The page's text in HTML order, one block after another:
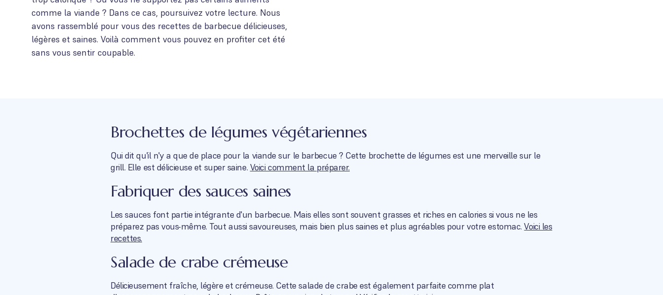
comme la viande ? Dans ce cas, poursuivez votre lecture. Nous
avons rassemblé pour vous des recettes de barbecue délicieuses,
légères et saines. Voilà comment vous pouvez en profiter cet été
sans vous sentir coupable.
Brochettes de légumes végétariennes
Qui dit qu'il n'y a que de place pour la viande sur le barbecue ? Cette brochette de légumes est une merveille sur le
grill. Elle est délicieuse et super saine. Voici comment la préparer.
Fabriquer des sauces saines
Les sauces font partie intégrante d'un barbecue. Mais elles sont souvent grasses et riches en calories si vous ne les
préparez pas vous-même. Tout aussi savoureuses, mais bien plus saines et plus agréables pour votre estomac.Voici les
recettes.
Salade de crabe crémeuse
Délicieusement fraîche, légère et crémeuse. Cette salade de crabe est également parfaite comme plat